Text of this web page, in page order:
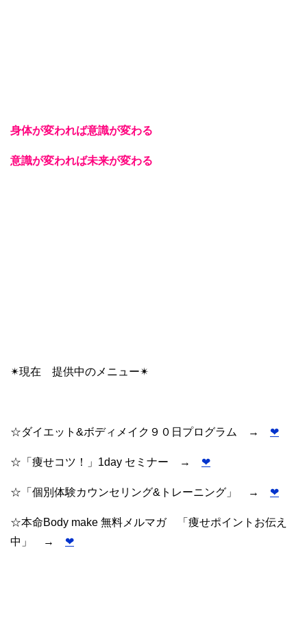
身体が変われば意識が変わる
意識が変われば未来が変わる
✴︎現在 提供中のメニュー✴︎
☆ダイエット&ボディメイク９０日プログラム → ❤︎
☆「痩せコツ！」1day セミナー → ❤︎
☆「個別体験カウンセリング&トレーニング」 → ❤︎
☆本命Body make 無料メルマガ 「痩せポイントお伝え
中」 → ❤︎